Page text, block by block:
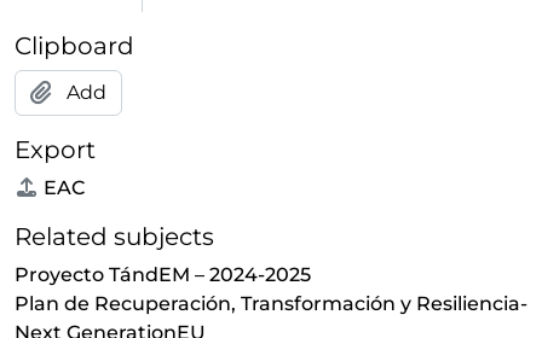
Clipboard
Add
Export
EAC
Related subjects
Proyecto TándEM – 2024-2025
Plan de Recuperación, Transformación y Resiliencia-
Next GenerationEU